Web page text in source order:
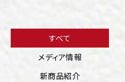
すべて
メディア情報
新商品紹介